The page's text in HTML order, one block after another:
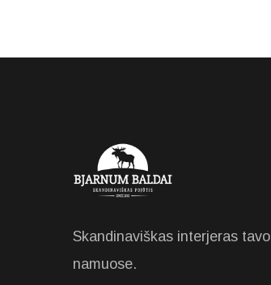
Skandinaviškas interjeras tavo
namuose.